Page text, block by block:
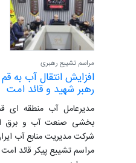
مراسم تشییع رهبری
افزایش انتقال آب به
رهبر شهید و قائد امت
مدیرعامل آب منطقه ای
بخشی صنعت آب و برق
شرکت مدیریت منابع آب
مراسم تشییع پیکر قائد